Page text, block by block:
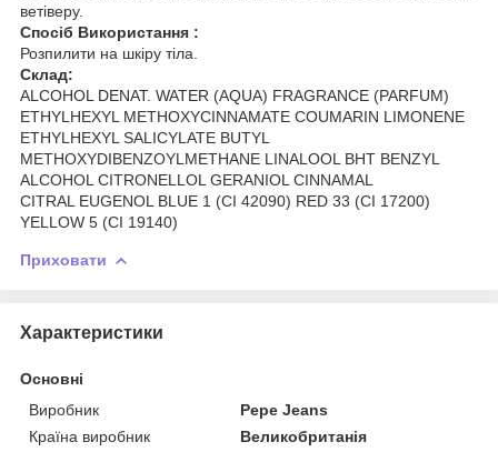
ветіверу.
Спосіб Використання :
Розпилити на шкіру тіла.
Склад:
ALCOHOL DENAT. WATER (AQUA) FRAGRANCE (PARFUM)
ETHYLHEXYL METHOXYCINNAMATE COUMARIN LIMONENE
ETHYLHEXYL SALICYLATE BUTYL
METHOXYDIBENZOYLMETHANE LINALOOL BHT BENZYL
ALCOHOL CITRONELLOL GERANIOL CINNAMAL
CITRAL EUGENOL BLUE 1 (CI 42090) RED 33 (CI 17200)
YELLOW 5 (CI 19140)
Приховати
Характеристики
Основні
Виробник
Pepe Jeans
Країна виробник
Великобританія